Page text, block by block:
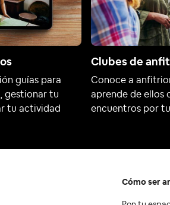
guías para
gestionar tu
tu actividad
Clubes de
Conoce a
aprende de ellos
encuentros por
Cómo ser